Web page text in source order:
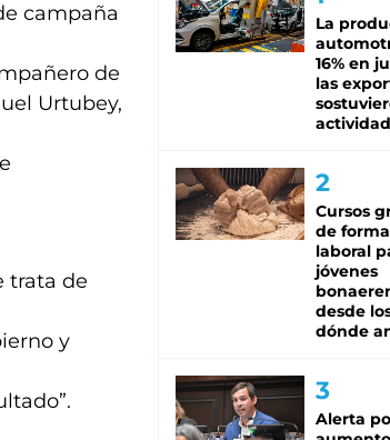
campaña
de
Urtubey,
trata de
y
La
16% en
las
actividad
Cursos
de
laboral
jóvenes
desde
dónde
Alerta